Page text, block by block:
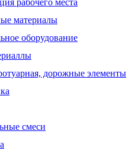
материалы
оборудование
дорожные элементы
смеси